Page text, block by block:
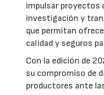
impulsar proyectos
investigación y
que permitan
calidad y seguros
Con la edición de
su compromiso de
productores ante